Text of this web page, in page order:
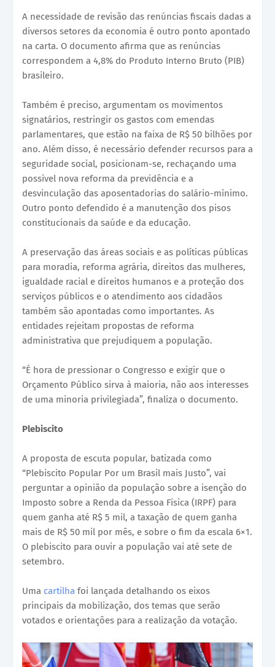
A necessidade de revisão das renúncias fiscais dadas a
diversos setores da economia é outro ponto apontado
na carta. O documento afirma que as renúncias
correspondem a 4,8% do Produto Interno Bruto (PIB)
brasileiro.
Também é preciso, argumentam os movimentos
signatários, restringir os gastos com emendas
parlamentares, que estão na faixa de R$ 50 bilhões por
ano. Além disso, é necessário defender recursos para a
seguridade social, posicionam-se, rechaçando uma
possível nova reforma da previdência e a
desvinculação das aposentadorias do salário-mínimo.
Outro ponto defendido é a manutenção dos pisos
constitucionais da saúde e da educação.
A preservação das áreas sociais e as políticas públicas
para moradia, reforma agrária, direitos das mulheres,
igualdade racial e direitos humanos e a proteção dos
serviços públicos e o atendimento aos cidadãos
também são apontadas como importantes. As
entidades rejeitam propostas de reforma
administrativa que prejudiquem a população.
“É hora de pressionar o Congresso e exigir que o
Orçamento Público sirva à maioria, não aos interesses
de uma minoria privilegiada”, finaliza o documento.
Plebiscito
A proposta de escuta popular, batizada como
“Plebiscito Popular Por um Brasil mais Justo”, vai
perguntar a opinião da população sobre a isenção do
Imposto sobre a Renda da Pessoa Física (IRPF) para
quem ganha até R$ 5 mil, a taxação de quem ganha
mais de R$ 50 mil por mês, e sobre o fim da escala 6×1.
O plebiscito para ouvir a população vai até sete de
setembro.
Uma cartilha foi lançada detalhando os eixos
principais da mobilização, dos temas que serão
votados e orientações para a realização da votação.